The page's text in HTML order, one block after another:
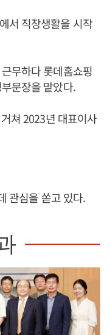
서 직장생활을 시작
무하다 롯데홈쇼핑
문장을 맡았다.
쳐 2023년 대표이사
관심을 쏟고 있다.